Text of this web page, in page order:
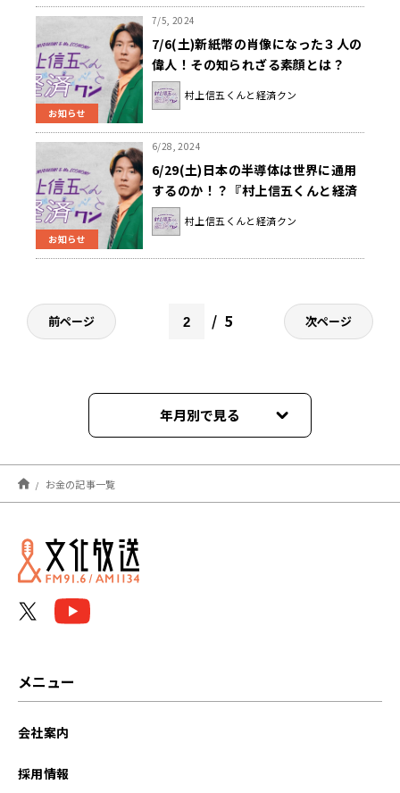
し活に積極的な消費傾向
お知らせ
7/5, 2024
7/6(土)新紙幣の肖像になった３人の
偉人！その知られざる素顔とは？
『村上信五くんと経済クン』
村上信五くんと経済クン
お知らせ
6/28, 2024
6/29(土)日本の半導体は世界に通用
するのか！？『村上信五くんと経済
クン』
村上信五くんと経済クン
前ページ 5 次ページ
年月別で見る
2026年03月
2026年01月
2025年10月
お金の記事一覧
メニュー
会社案内
採用情報